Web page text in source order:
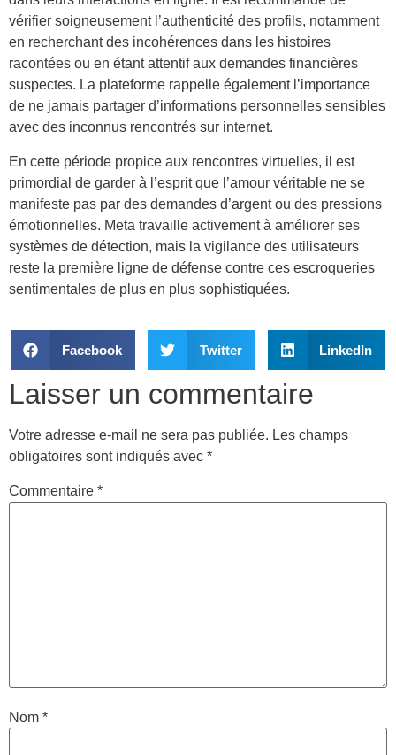
vérifier soigneusement l’authenticité des profils, notamment
en recherchant des incohérences dans les histoires
racontées ou en étant attentif aux demandes financières
suspectes. La plateforme rappelle également l’importance
de ne jamais partager d’informations personnelles sensibles
avec des inconnus rencontrés sur internet.
En cette période propice aux rencontres virtuelles, il est
primordial de garder à l’esprit que l’amour véritable ne se
manifeste pas par des demandes d’argent ou des pressions
émotionnelles. Meta travaille activement à améliorer ses
systèmes de détection, mais la vigilance des utilisateurs
reste la première ligne de défense contre ces escroqueries
sentimentales de plus en plus sophistiquées.
Facebook Twitter LinkedIn
Laisser un commentaire
Votre adresse e-mail ne sera pas publiée. Les champs
obligatoires sont indiqués avec *
Commentaire *
Nom *